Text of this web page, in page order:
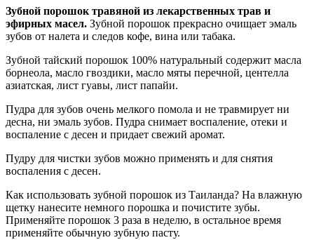
Зубной порошок травяной из лекарственных трав и
эфирных масел. Зубной порошок прекрасно очищает эмаль
зубов от налета и следов кофе, вина или табака.
Зубной тайский порошок 100% натуральный содержит масла
борнеола, масло гвоздики, масло мяты перечной, центелла
азиатская, лист гуавы, лист папайи.
Пудра для зубов очень мелкого помола и не травмирует ни
десна, ни эмаль зубов. Пудра снимает воспаление, отеки и
воспаление с десен и придает свежий аромат.
Пудру для чистки зубов можно применять и для снятия
воспаления с десен.
Как использовать зубной порошок из Таиланда? На влажную
щетку нанесите немного порошка и почистите зубы.
Применяйте порошок 3 раза в неделю, в остальное время
применяйте обычную зубную пасту.